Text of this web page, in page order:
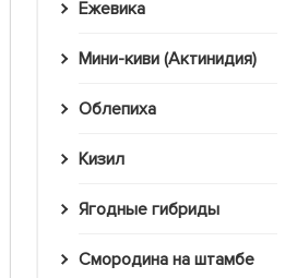
Ежевика
Мини-киви (Актинидия)
Облепиха
Кизил
Ягодные гибриды
Смородина на штамбе